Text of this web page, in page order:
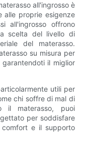
all'ingrosso è
alle proprie esigenze
all'ingrosso offrono
scelta del livello di
del materasso.
su misura per
il ​​miglior
utili per
chi soffre di mal di
il materasso, puoi
per soddisfare
e il supporto